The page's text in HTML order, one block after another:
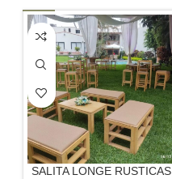
SALITA LONGE RUSTICAS